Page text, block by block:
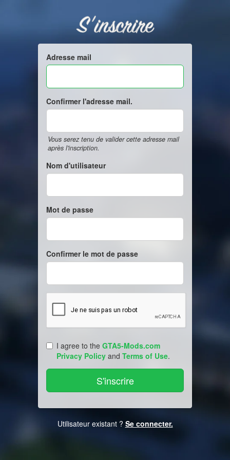
S'inscrire
Adresse mail
Confirmer l'adresse mail.
Vous serez tenu de valider cette adresse mail
après l'inscription.
Nom d'utilisateur
Mot de passe
Confirmer le mot de passe
I agree to the GTA5-Mods.com
Privacy Policy and Terms of Use.
Utilisateur existant ? Se connecter.